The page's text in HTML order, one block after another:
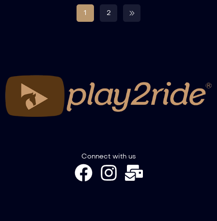
1 2
Connect with us